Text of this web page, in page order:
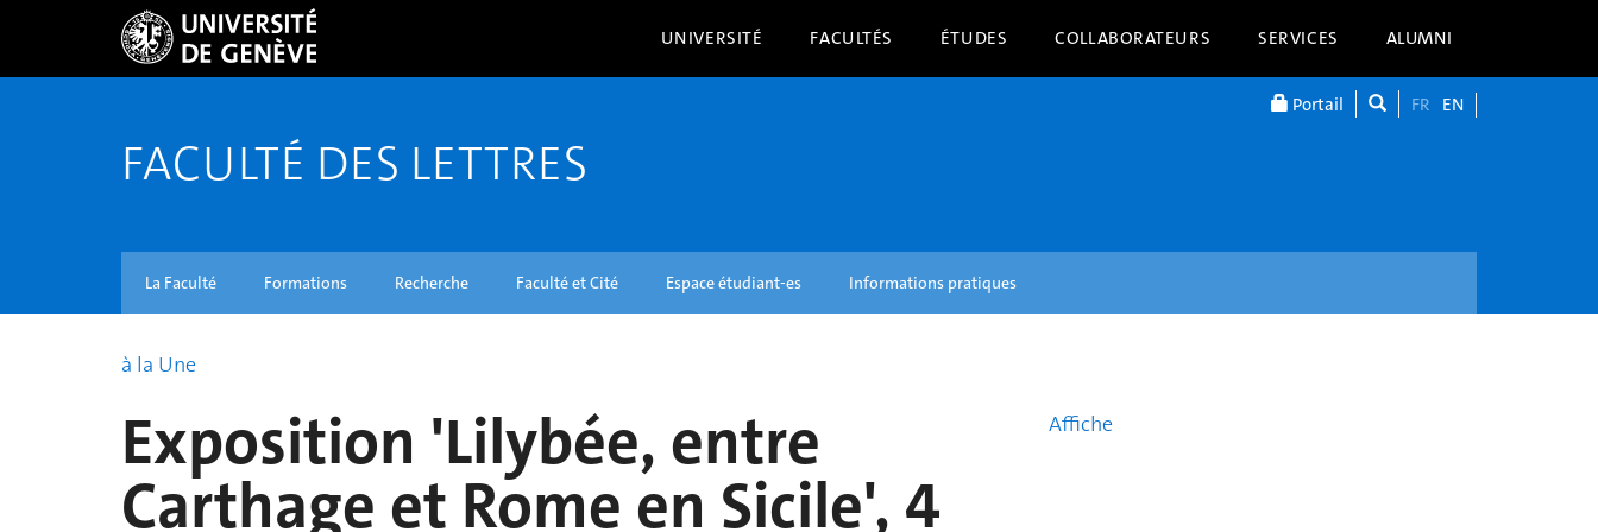
UNIVERSITÉ FACULTÉS ÉTUDES COLLABORATEURS SERVICES ALUMNI
Portail FR EN
FACULTÉ DES LETTRES
La Faculté Formations Recherche Faculté et Cité Espace étudiant-es Informations pratiques
à la Une
Exposition 'Lilybée, entre
Carthage et Rome en Sicile', 4
Affiche